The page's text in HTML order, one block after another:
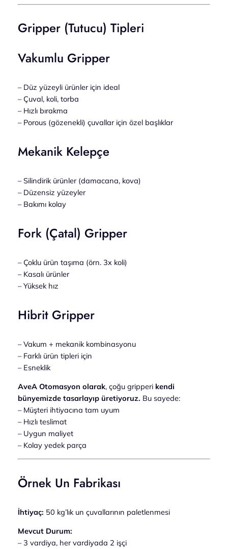
Gripper (Tutucu) Tipleri
Vakumlu Gripper
– Düz yüzeyli ürünler için ideal
– Çuval, koli, torba
– Hızlı bırakma
– Porous (gözenekli) çuvallar için özel başlıklar
Mekanik Kelepçe
– Silindirik ürünler (damacana, kova)
– Düzensiz yüzeyler
– Bakımı kolay
Fork (Çatal) Gripper
– Çoklu ürün taşıma (örn. 3x koli)
– Kasalı ürünler
– Yüksek hız
Hibrit Gripper
– Vakum + mekanik kombinasyonu
– Farklı ürün tipleri için
– Esneklik
AveA Otomasyon olarak, çoğu gripperi kendi
bünyemizde tasarlayıp üretiyoruz. Bu sayede:
– Müşteri ihtiyacına tam uyum
– Hızlı teslimat
– Uygun maliyet
– Kolay yedek parça
Örnek Un Fabrikası
İhtiyaç: 50 kg’lık un çuvallarının paletlenmesi
Mevcut Durum:
– 3 vardiya, her vardiyada 2 işçi